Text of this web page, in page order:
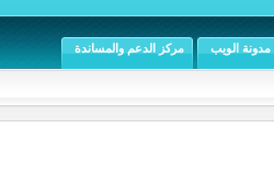
مدونة الويب مركز الدعم والمساندة